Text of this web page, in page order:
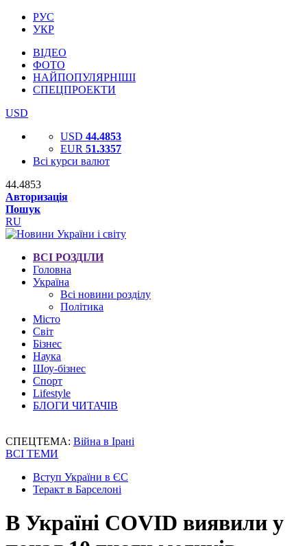
РУС
УКР
ВІДЕО
ФОТО
НАЙПОПУЛЯРНІШІ
СПЕЦПРОЕКТИ
USD
USD 44.4853
EUR 51.3357
Всі курси валют
44.4853
Авторизація
Пошук
RU
ВСІ РОЗДІЛИ
Головна
Україна
Всі новини розділу
Політика
Місто
Світ
Бізнес
Наука
Шоу-бізнес
Спорт
Lifestyle
БЛОГИ ЧИТАЧІВ
СПЕЦТЕМА: Війна в Ірані
ВСІ ТЕМИ
Вступ України в ЄС
Теракт в Барселоні
В Україні COVID виявили у